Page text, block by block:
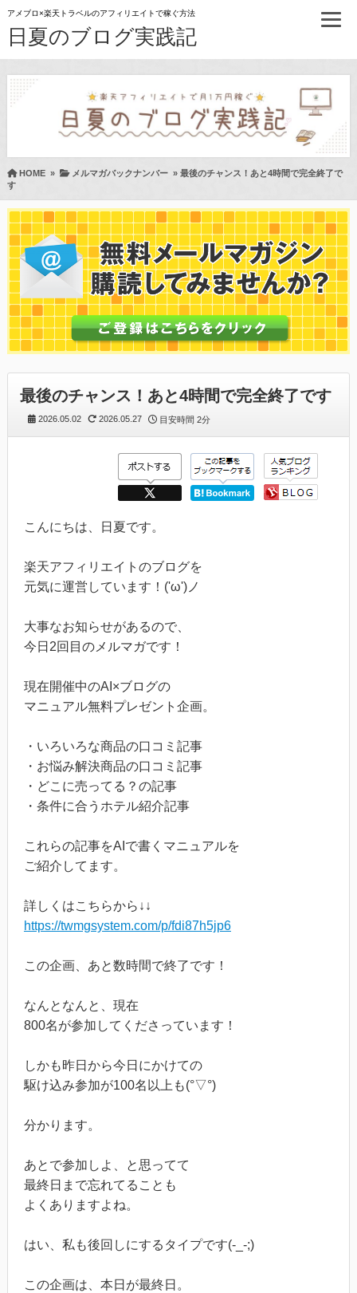
アメブロ×楽天トラベルのアフィリエイトで稼ぐ方法
日夏のブログ実践記
HOME» メルマガバックナンバー» 最後のチャンス！あと4時間で完全終了で
す
最後のチャンス！あと4時間で完全終了です
2026.05.02 2026.05.27 目安時間 2分
こんにちは、日夏です。
楽天アフィリエイトのブログを
元気に運営しています！('ω')ノ
大事なお知らせがあるので、
今日2回目のメルマガです！
現在開催中のAI×ブログの
マニュアル無料プレゼント企画。
・いろいろな商品の口コミ記事
・お悩み解決商品の口コミ記事
・どこに売ってる？の記事
・条件に合うホテル紹介記事
これらの記事をAIで書くマニュアルを
ご紹介してます。
詳しくはこちらから↓↓
https://twmgsystem.com/p/fdi87h5jp6
この企画、あと数時間で終了です！
なんとなんと、現在
800名が参加してくださっています！
しかも昨日から今日にかけての
駆け込み参加が100名以上も(°▽°)
分かります。
あとで参加しよ、と思ってて
最終日まで忘れてることも
よくありますよね。
はい、私も後回しにするタイプです(-_-;)
この企画は、本日が最終日。